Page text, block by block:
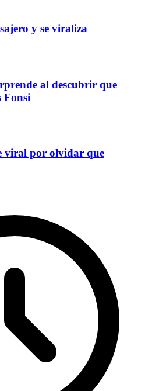
y se viraliza
al descubrir que
Fonsi
viral por olvidar que